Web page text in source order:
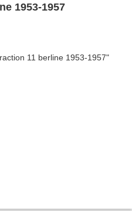
1953-1957